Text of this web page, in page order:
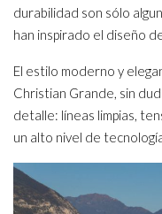
durabilidad son sólo
han inspirado el diseño
El estilo moderno y
Christian Grande, sin
detalle: líneas limpias,
un alto nivel de